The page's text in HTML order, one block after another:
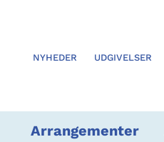
NYHEDER UDGIVELSER
Arrangementer